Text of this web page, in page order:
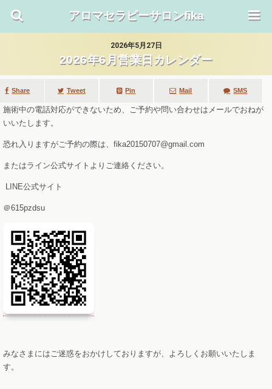
アロマセラピーサロンfika
2026年5月27日
2026年6月営業日カレンダー
Share Tweet Pin Mail SMS
施術中の電話対応ができないため、ご予約や問い合わせはメールでおねが
いいたします。
恐れ入りますがご予約の際は、fika20150707@gmail.com
またはライン公式サイトよりご連絡ください。
LINE公式サイト
＠615pzdsu
みなさまにはご迷惑をおかけしておりますが、よろしくお願いいたしま
す。